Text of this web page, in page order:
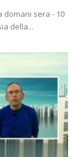
domani sera - 10
della...